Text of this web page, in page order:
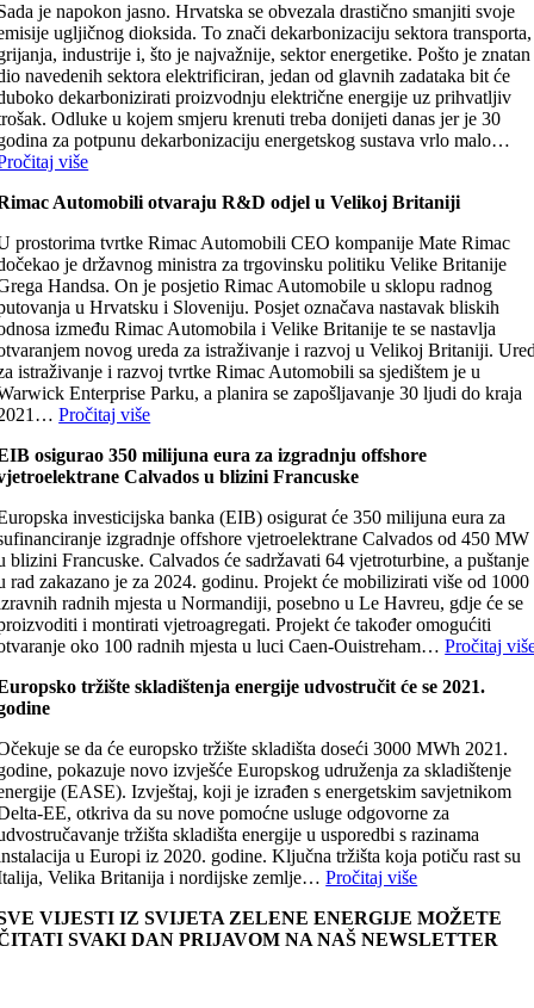
je napokon jasno. Hrvatska se obvezala drastično smanjiti svoje
ugljičnog dioksida. To znači dekarbonizaciju sektora transporta,
industrije i, što je najvažnije, sektor energetike. Pošto je znatan
navedenih sektora elektrificiran, jedan od glavnih zadataka bit će
dekarbonizirati proizvodnju električne energije uz prihvatljiv
Odluke u kojem smjeru krenuti treba donijeti danas jer je 30
za potpunu dekarbonizaciju energetskog sustava vrlo malo…
više
Automobili otvaraju R&D odjel u Velikoj Britaniji
prostorima tvrtke Rimac Automobili CEO kompanije Mate Rimac
je državnog ministra za trgovinsku politiku Velike Britanije
Handsa. On je posjetio Rimac Automobile u sklopu radnog
u Hrvatsku i Sloveniju. Posjet označava nastavak bliskih
između Rimac Automobila i Velike Britanije te se nastavlja
novog ureda za istraživanje i razvoj u Velikoj Britaniji.
istraživanje i razvoj tvrtke Rimac Automobili sa sjedištem je u
Enterprise Parku, a planira se zapošljavanje 30 ljudi do kraja
Pročitaj više
osigurao 350 milijuna eura za izgradnju offshore
Calvados u blizini Francuske
investicijska banka (EIB) osigurat će 350 milijuna eura za
izgradnje offshore vjetroelektrane Calvados od 450 MW
blizini Francuske. Calvados će sadržavati 64 vjetroturbine, a puštanje
rad zakazano je za 2024. godinu. Projekt će mobilizirati više od 1000
radnih mjesta u Normandiji, posebno u Le Havreu, gdje će se
i montirati vjetroagregati. Projekt će također omogućiti
oko 100 radnih mjesta u luci Caen-Ouistreham…Pročitaj
tržište skladištenja energije udvostručit će se 2021.
se da će europsko tržište skladišta doseći 3000 MWh 2021.
pokazuje novo izvješće Europskog udruženja za skladištenje
(EASE). Izvještaj, koji je izrađen s energetskim savjetnikom
EE, otkriva da su nove pomoćne usluge odgovorne za
tržišta skladišta energije u usporedbi s razinama
u Europi iz 2020. godine. Ključna tržišta koja potiču rast su
Velika Britanija i nordijske zemlje…Pročitaj više
VIJESTI IZ SVIJETA ZELENE ENERGIJE MOŽETE
SVAKI DAN PRIJAVOM NA NAŠ NEWSLETTER